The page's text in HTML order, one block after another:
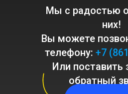
Мы с радостью
них!
Вы можете
телефону: +7
Или поставить
обратный